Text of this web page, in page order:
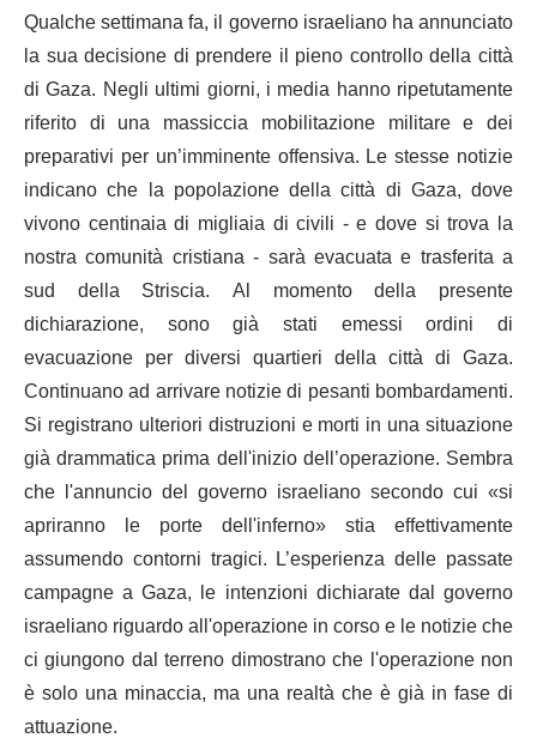
Qualche settimana fa, il governo israeliano ha annunciato
la sua decisione di prendere il pieno controllo della città
di Gaza. Negli ultimi giorni, i media hanno ripetutamente
riferito di una massiccia mobilitazione militare e dei
preparativi per un’imminente offensiva. Le stesse notizie
indicano che la popolazione della città di Gaza, dove
vivono centinaia di migliaia di civili - e dove si trova la
nostra comunità cristiana - sarà evacuata e trasferita a
sud della Striscia. Al momento della presente
dichiarazione, sono già stati emessi ordini di
evacuazione per diversi quartieri della città di Gaza.
Continuano ad arrivare notizie di pesanti bombardamenti.
Si registrano ulteriori distruzioni e morti in una situazione
già drammatica prima dell'inizio dell’operazione. Sembra
che l'annuncio del governo israeliano secondo cui «si
apriranno le porte dell'inferno» stia effettivamente
assumendo contorni tragici. L’esperienza delle passate
campagne a Gaza, le intenzioni dichiarate dal governo
israeliano riguardo all'operazione in corso e le notizie che
ci giungono dal terreno dimostrano che l'operazione non
è solo una minaccia, ma una realtà che è già in fase di
attuazione.